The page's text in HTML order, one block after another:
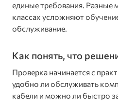
единые требования. Разные
классах усложняют
обслуживание.
Как понять, что
Проверка начинается с
удобно ли обслуживать
кабели и можно ли быстро